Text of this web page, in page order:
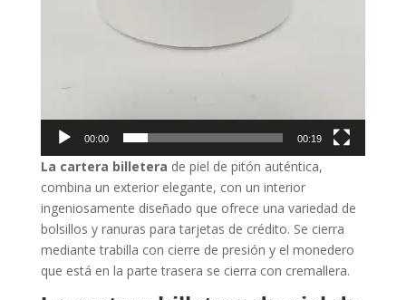
00:00 00:19
La cartera billetera de piel de pitón auténtica,
combina un exterior elegante, con un interior
ingeniosamente diseñado que ofrece una variedad de
bolsillos y ranuras para tarjetas de crédito. Se cierra
mediante trabilla con cierre de presión y el monedero
que está en la parte trasera se cierra con cremallera.